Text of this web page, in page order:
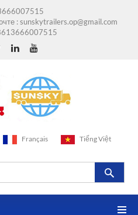
:sunskytrailers.op@gmail.com
Français Tiếng Việt